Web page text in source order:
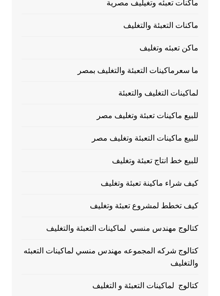
ماكنات تعبئه وتغيليف مصرية
ماكنات التعبئة والتغليف
ماكن تعبئه وتغليف
ما سعرماكينات التعبئة والتغليف بمصر
لماكينات التغليف والتعبئة
للبيع ماكينات تعبئة وتغليف مصر
للبيع ماكينات التعبئة وتغليف مصر
للبيع خط انتاج تعبئة وتغليف
كيف شراء ماكينة تعبئة وتغليف
كيف تخطط لمشروع تعبئة وتغليف
كتالوج مهندس منسي لماكينات التعبئة والتغليف
كتالوج شركه المجموعه مهندس منسي لماكينات التعبئه
والتغليف
كتالوج لماكينات التعبئة و التغليف